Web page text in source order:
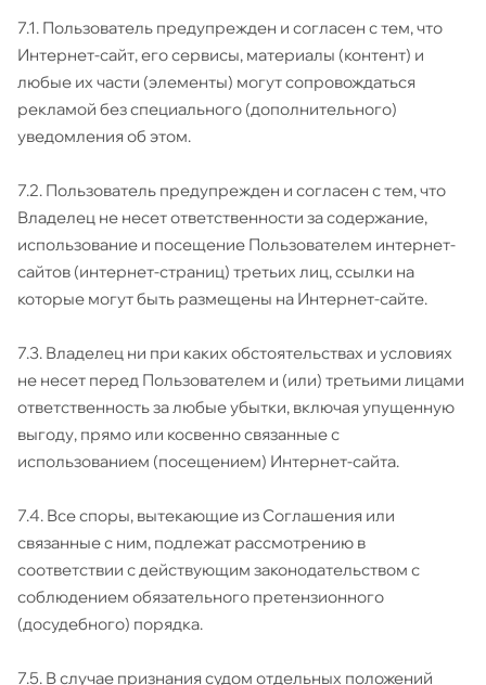
7.1. Пользователь предупрежден и согласен с тем, что
Интернет-сайт, его сервисы, материалы (контент) и
любые их части (элементы) могут сопровождаться
рекламой без специального (дополнительного)
уведомления об этом.
7.2. Пользователь предупрежден и согласен с тем, что
Владелец не несет ответственности за содержание,
использование и посещение Пользователем интернет-
сайтов (интернет-страниц) третьих лиц, ссылки на
которые могут быть размещены на Интернет-сайте.
7.3. Владелец ни при каких обстоятельствах и условиях
не несет перед Пользователем и (или) третьими лицами
ответственность за любые убытки, включая упущенную
выгоду, прямо или косвенно связанные с
использованием (посещением) Интернет-сайта.
7.4. Все споры, вытекающие из Соглашения или
связанные с ним, подлежат рассмотрению в
соответствии с действующим законодательством с
соблюдением обязательного претензионного
(досудебного) порядка.
7.5. В случае признания судом отдельных положений